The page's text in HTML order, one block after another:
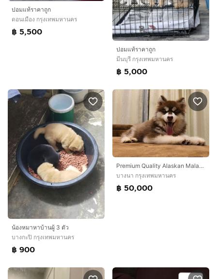
ปอมแท้ราคาถูก
ดอนเมือง กรุงเทพมหานคร
฿ 5,500
ปอมแท้ราคาถูก
มีนบุรี กรุงเทพมหานคร
฿ 5,000
น้องหมาหาบ้านผู้ 3 ตัว
บางกะปิ กรุงเทพมหานคร
฿ 900
Premium Quality Alaskan Malamute Imported From China Available For Sale In Bangkok
บางนา กรุงเทพมหานคร
฿ 50,000